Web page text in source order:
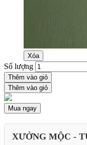
Xóa
Số lượng
Thêm vào giỏ
Thêm vào giỏ
Mua ngay
XƯỞNG MỘC -